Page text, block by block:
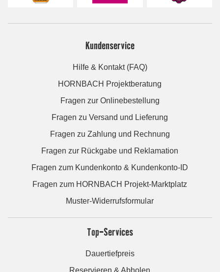
Kundenservice
Hilfe & Kontakt (FAQ)
HORNBACH Projektberatung
Fragen zur Onlinebestellung
Fragen zu Versand und Lieferung
Fragen zu Zahlung und Rechnung
Fragen zur Rückgabe und Reklamation
Fragen zum Kundenkonto & Kundenkonto-ID
Fragen zum HORNBACH Projekt-Marktplatz
Muster-Widerrufsformular
Top-Services
Dauertiefpreis
Reservieren & Abholen